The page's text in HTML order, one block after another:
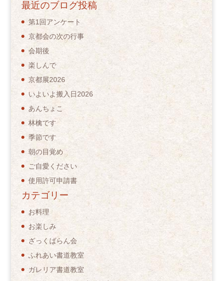
最近のブログ投稿
第1回アンケート
京都会の次の行事
会期後
楽しんで
京都展2026
いよいよ搬入日2026
あんちょこ
林檎です
季節です
朝の目覚め
ご自愛ください
使用許可申請書
カテゴリー
お料理
お楽しみ
ざっくばらん会
ふれあい書道教室
ガレリア書道教室